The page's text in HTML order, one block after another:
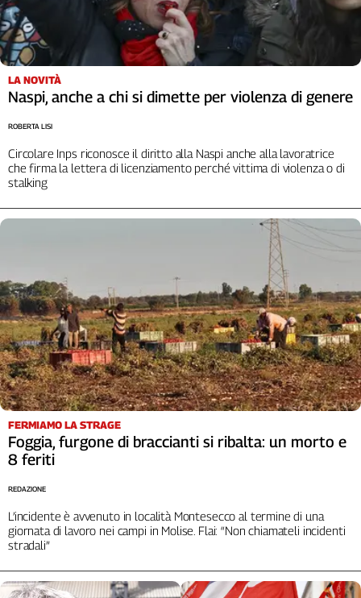
Girasoli
Il
Sassolino
Linea
Economica
Tech
Inserti
Diffusa
trasmissioni
tv
Work
in
Progress
L'Italia
nel
Lavoro
Territori
Molise
Alto
Adige
Basilicata
Calabria
Campania
LA NOVITÀ
Naspi, anche a chi si dimette per violenza di genere
Circolare Inps riconosce il diritto alla Naspi anche alla lavoratrice
che firma la lettera di licenziamento perché vittima di violenza o di
stalking
ROBERTA LISI
FERMIAMO LA STRAGE
Foggia, furgone di braccianti si ribalta: un morto e
8 feriti
L’incidente è avvenuto in località Montesecco al termine di una
giornata di lavoro nei campi in Molise. Flai: “Non chiamateli incidenti
stradali”
REDAZIONE